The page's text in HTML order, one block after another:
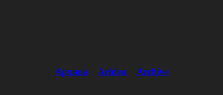
Архива Arhiva Archive